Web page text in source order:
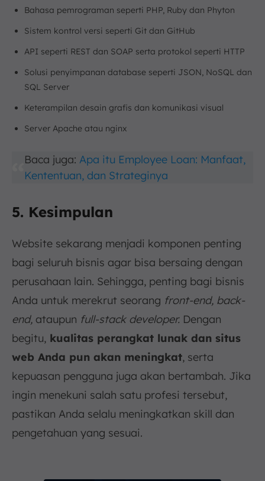
Bahasa pemrograman seperti PHP, Ruby dan Phyton
Sistem kontrol versi seperti Git dan GitHub
API seperti REST dan SOAP serta protokol seperti HTTP
Solusi penyimpanan database seperti JSON, NoSQL dan
SQL Server
Keterampilan desain grafis dan komunikasi visual
Server Apache atau nginx
Baca juga:Apa itu Employee Loan: Manfaat,
Kententuan, dan Strateginya
5. Kesimpulan
Website sekarang menjadi komponen penting
bagi seluruh bisnis agar bisa bersaing dengan
perusahaan lain. Sehingga, penting bagi bisnis
Anda untuk merekrut seorang front-end, back-
end, ataupun full-stack developer. Dengan
begitu, kualitas perangkat lunak dan situs
web Anda pun akan meningkat, serta
kepuasan pengguna juga akan bertambah. Jika
ingin menekuni salah satu profesi tersebut,
pastikan Anda selalu meningkatkan skill dan
pengetahuan yang sesuai.